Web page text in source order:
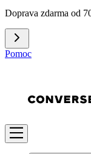
Doprava zdarma od
Pomoc